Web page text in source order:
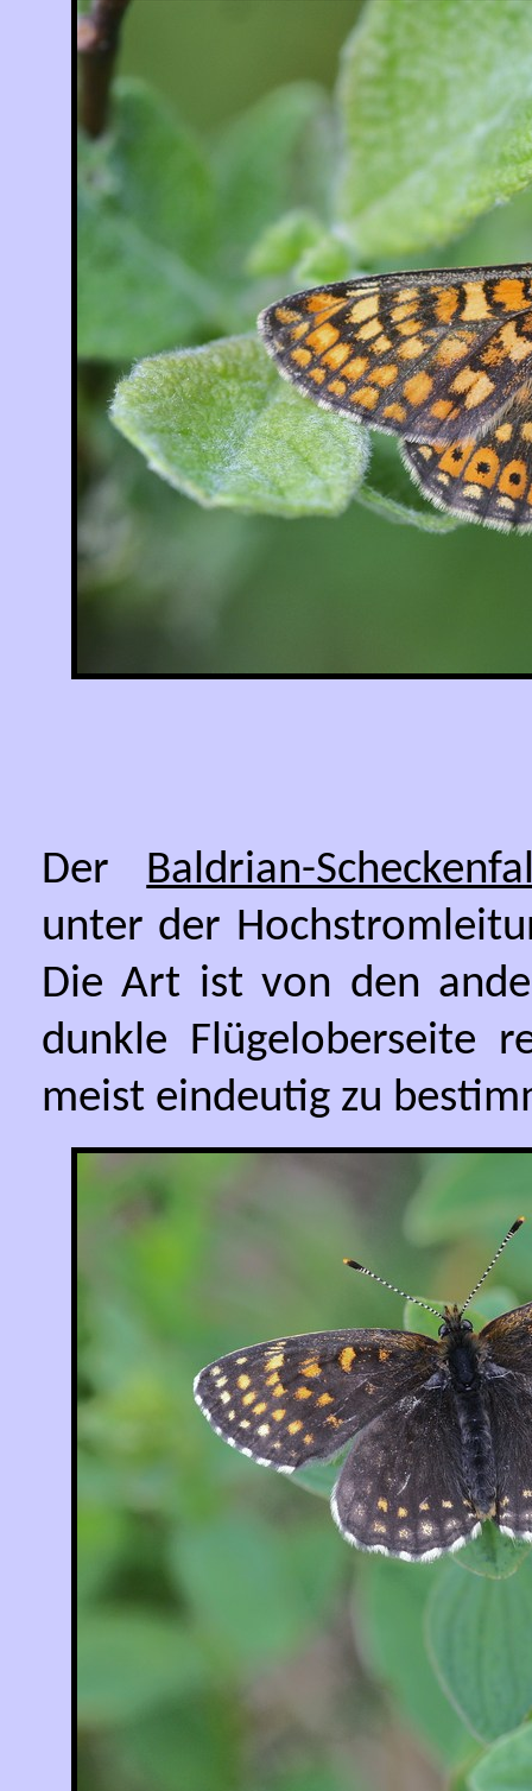
Der Baldrian-
unter der
Die Art ist von den
dunkle Flügeloberseite
meist eindeutig zu